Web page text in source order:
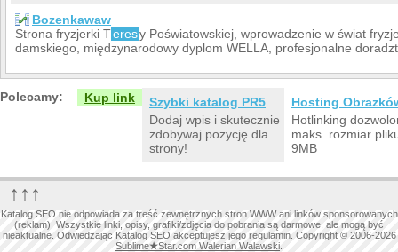
Bozenkawaw
Strona fryzjerki Teresy Poświatowskiej, wprowadzenie w świat
damskiego, międzynarodowy dyplom WELLA, profesjonalne
Polecamy: Kup link
Szybki katalog PR5
Dodaj wpis i skutecznie
zdobywaj pozycję dla
strony!
Hosting
Hotlinking
maks. rozmiar
9MB
↑↑↑
Katalog SEO nie odpowiada za treść zewnętrznych stron WWW ani linków sponsorowanych
(reklam). Wszystkie linki, opisy, grafiki/zdjęcia do pobrania są darmowe, ale mogą być
nieaktualne. Odwiedzając Katalog SEO akceptujesz jego regulamin. Copyright © 2006-2026
Sublime★Star.com Walerian Walawski